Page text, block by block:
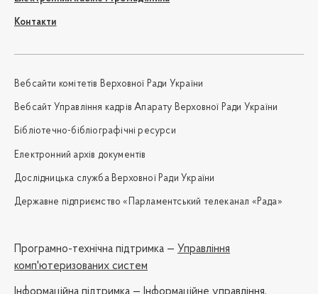
Контакти
Вебсайти комітетів Верховної Ради України
Вебсайт Управління кадрів Апарату Верховної Ради України
Бібліотечно-бібліографічні ресурси
Електронний архів документів
Дослідницька служба Верховної Ради України
Державне підприємство «Парламентський телеканал «Рада»
Програмно-технічна підтримка — Управління
комп'ютеризованих систем